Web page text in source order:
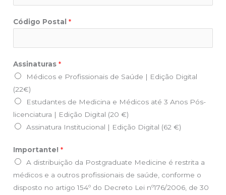
Código Postal *
Assinaturas *
Médicos e Profissionais de Saúde | Edição Digital
(22€)
Estudantes de Medicina e Médicos até 3 Anos Pós-
licenciatura | Edição Digital (20 €)
Assinatura Institucional | Edição Digital (62 €)
o
Importante! *
A distribuição da Postgraduate Medicine é restrita a
médicos e a outros profissionais de saúde, conforme o
disposto no artigo 154º do Decreto Lei nº176/2006, de 30